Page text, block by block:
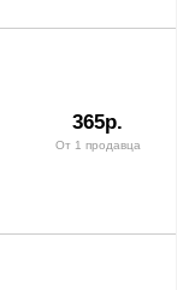
365р.
От 1 продавца